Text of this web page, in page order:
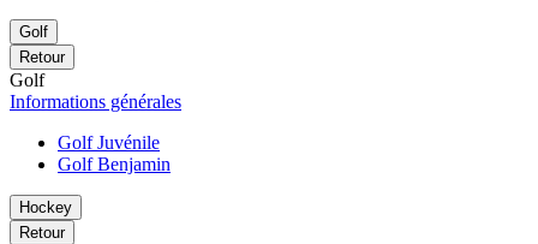
Golf
Retour
Golf
Informations générales
Golf Juvénile
Golf Benjamin
Hockey
Retour